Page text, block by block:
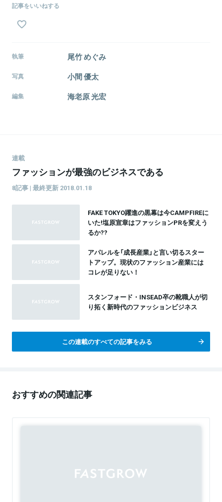
記事をいいねする
執筆 尾竹 めぐみ
写真 小間 優太
編集 海老原 光宏
連載
ファッションが最強のビジネスである
8記事 | 最終更新 2018.01.18
FAKE TOKYO躍進の黒幕は今CAMPFIREに
いた!塩原宣章はファッションPRを変えう
るか??
アパレルを「成長産業」と言い切るスター
トアップ。現状のファッション産業には
コレが足りない！
スタンフォード・INSEAD卒の靴職人が切
り拓く新時代のファッションビジネス
この連載のすべての記事をみる
おすすめの関連記事